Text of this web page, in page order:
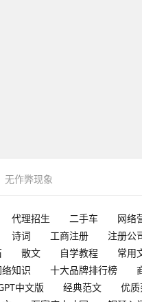
无作弊现象
代理招生 二手车 网络
诗词 工商注册 注册公
散文 自学教程 常用
络知识 十大品牌排行榜
中文版 经典范文 优